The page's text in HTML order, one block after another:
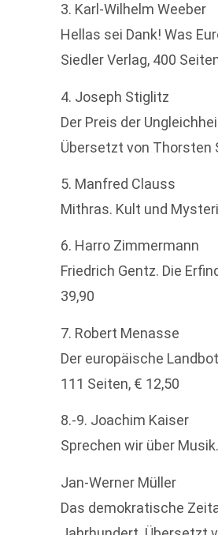
3. Karl-Wilhelm Weeber
Hellas sei Dank! Was
Siedler Verlag, 400
4. Joseph Stiglitz
Der Preis der
Übersetzt von Thorsten
5. Manfred Clauss
Mithras. Kult und
6. Harro Zimmermann
Friedrich Gentz. Die
39,90
7. Robert Menasse
Der europäische
111 Seiten, € 12,50
8.-9. Joachim Kaiser
Sprechen wir über
Jan-Werner Müller
Das demokratische